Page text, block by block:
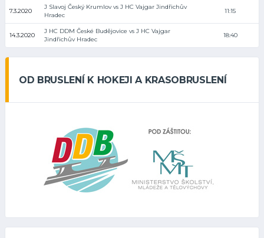
7.3.2020
J Slavoj Český Krumlov vs J HC Vajgar Jindřichův
Hradec
11:15
14.3.2020
J HC DDM České Budějovice vs J HC Vajgar
Jindřichův Hradec
18:40
OD BRUSLENÍ K HOKEJI A KRASOBRUSLENÍ